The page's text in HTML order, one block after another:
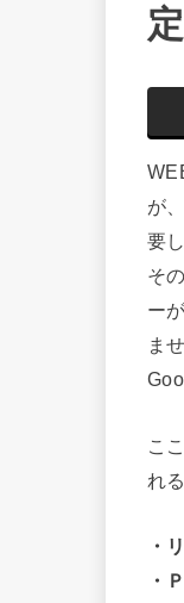
が
要
そ
ー
ま
こ
れ
・
・